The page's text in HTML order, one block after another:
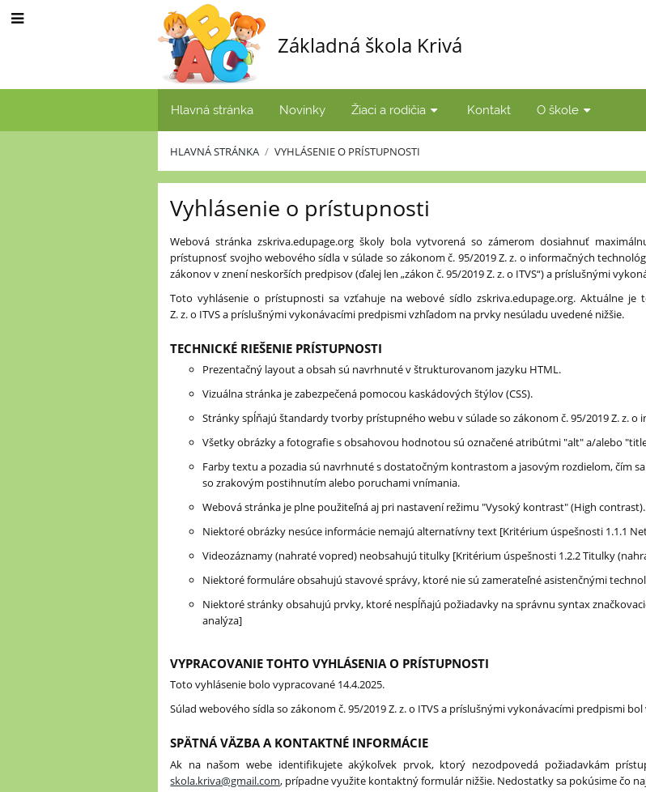
Základná škola Krivá
Hlavná stránka Novinky Žiaci a rodičia Kontakt O škole
HLAVNÁ STRÁNKA / VYHLÁSENIE O PRÍSTUPNOSTI
Vyhlásenie
o
prístupnosti
Vyhlásenie o prístupnosti
Webová stránka zskriva.edupage.org školy bola vytvorená so zámerom dosiahnuť
prístupnosť svojho webového sídla v súlade so zákonom č. 95/2019 Z. z. o informačných
zákonov v znení neskorších predpisov (ďalej len „zákon č. 95/2019 Z. z. o ITVS“) a príslušnými
Toto vyhlásenie o prístupnosti sa vzťahuje na webové sídlo zskriva.edupage.org. Aktuálne
Z. z. o ITVS a príslušnými vykonávacími predpismi vzhľadom na prvky nesúladu uvedené nižšie.
TECHNICKÉ RIEŠENIE PRÍSTUPNOSTI
Prezentačný layout a obsah sú navrhnuté v štrukturovanom jazyku HTML.
Vizuálna stránka je zabezpečená pomocou kaskádových štýlov (CSS).
Stránky spĺňajú štandardy tvorby prístupného webu v súladeso zákonom č. 95/2019 Z. z.
Všetky obrázky a fotografie s obsahovou hodnotou sú označené atribútmi "alt" a/alebo
Farby textu a pozadia sú navrhnuté s dostatočným kontrastom a jasovým rozdielom, čím
so zrakovým postihnutím alebo poruchami vnímania.
Webová stránka je plne použiteľná aj pri nastavení režimu "Vysoký kontrast" (High contrast).
Niektoré obrázky nesúce informácie nemajú alternatívny text [Kritérium úspešnosti 1.1.1
Videozáznamy (nahraté vopred) neobsahujú titulky [Kritérium úspešnosti 1.2.2 Titulky
Niektoré formuláre obsahujú stavové správy, ktoré nie sú zamerateľné asistenčnými
Niektoré stránky obsahujú prvky, ktoré nespĺňajú požiadavky na správnu syntax
analýza]
VYPRACOVANIE TOHTO VYHLÁSENIA O PRÍSTUPNOSTI
Toto vyhlásenie bolo vypracované 14.4.2025.
Súlad webového sídla so zákonom č. 95/2019 Z. z. o ITVS a príslušnými vykonávacími predpismi
SPÄTNÁ VÄZBA A KONTAKTNÉ INFORMÁCIE
Ak na našom webe identifikujete akýkoľvek prvok, ktorý nezodpovedá požiadavkám
skola.kriva@gmail.com, prípadne využite kontaktný formulár nižšie. Nedostatky sa pokúsime čo